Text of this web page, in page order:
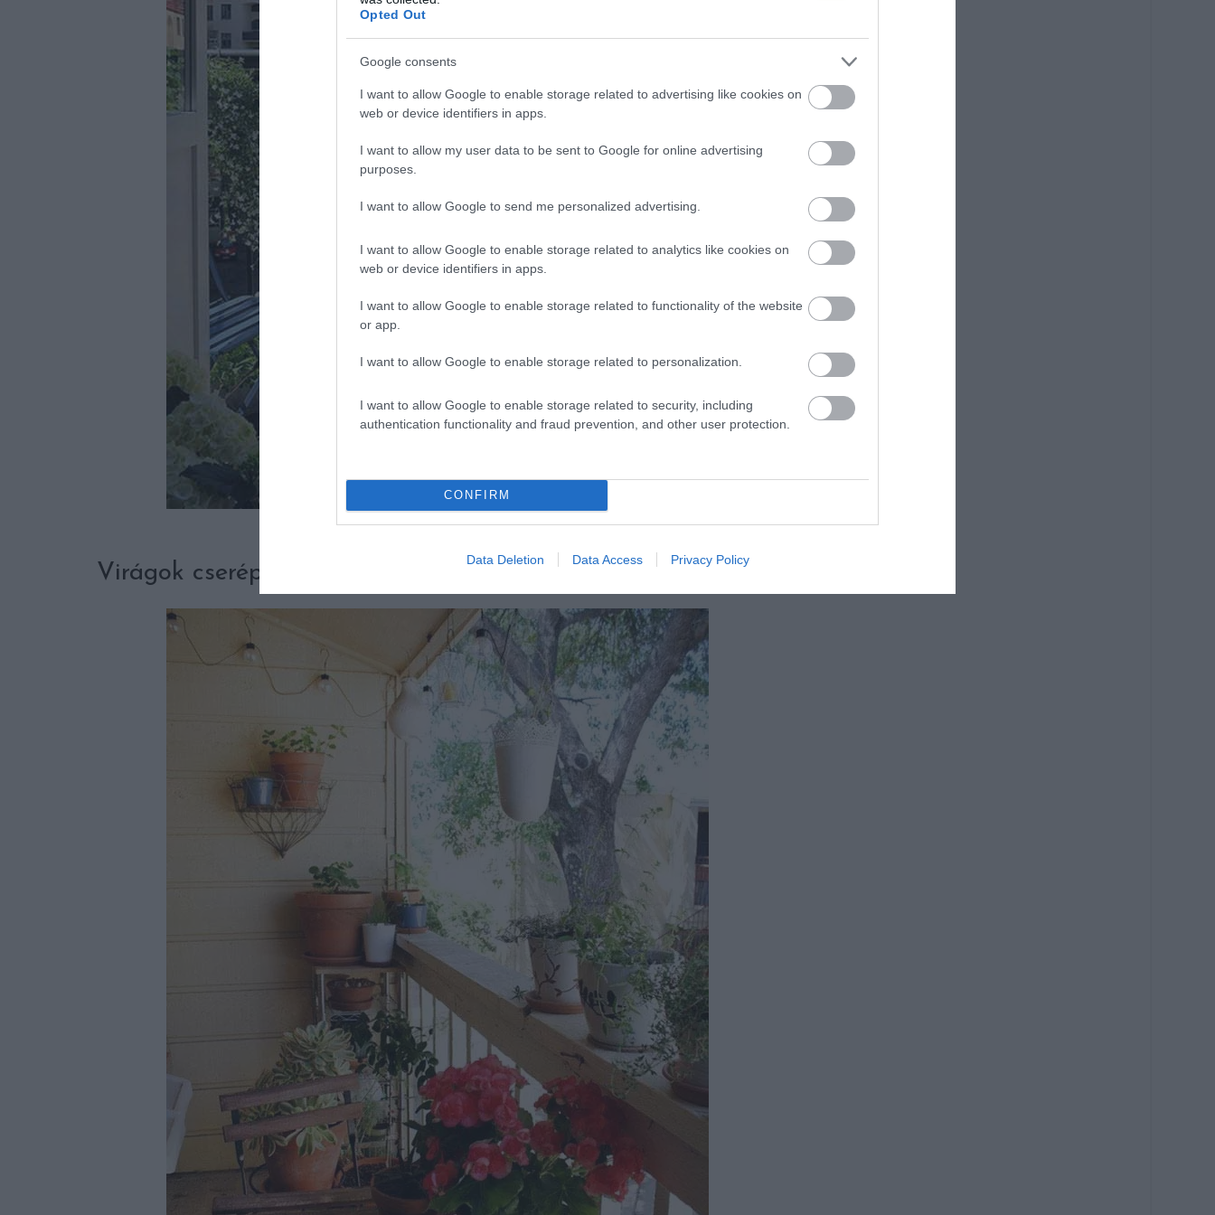
Opted Out
Google consents
I want to allow Google to enable storage related to advertising like cookies on
web or device identifiers in apps.
I want to allow my user data to be sent to Google for online advertising
purposes.
I want to allow Google to send me personalized advertising.
I want to allow Google to enable storage related to analytics like cookies on
web or device identifiers in apps.
I want to allow Google to enable storage related to functionality of the website
or app.
I want to allow Google to enable storage related to personalization.
I want to allow Google to enable storage related to security, including
authentication functionality and fraud prevention, and other user protection.
CONFIRM
Data Deletion Data Access Privacy Policy
Virágok cserépben, kaspóban, földön és égben